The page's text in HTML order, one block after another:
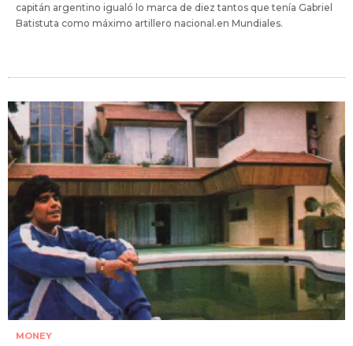
capitán argentino igualó lo marca de diez tantos que tenía Gabriel
Batistuta como máximo artillero nacional.en Mundiales.
MONEY